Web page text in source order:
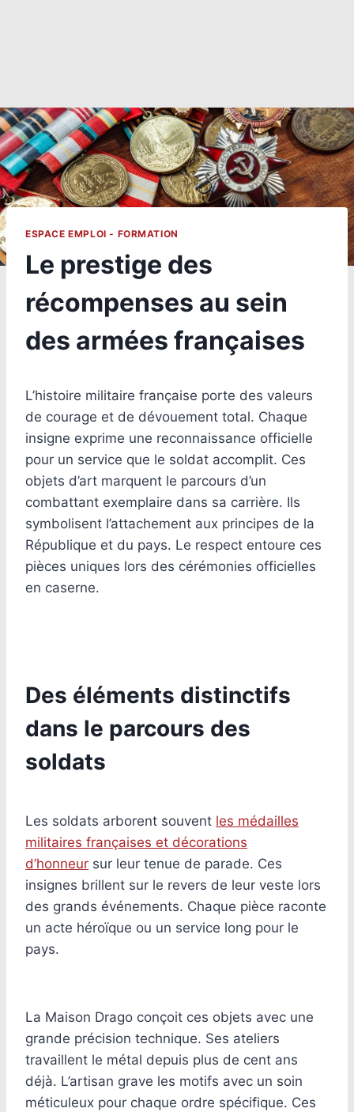
ESPACE EMPLOI - FORMATION
Le prestige des
récompenses au sein
des armées françaises
L’histoire militaire française porte des valeurs
de courage et de dévouement total. Chaque
insigne exprime une reconnaissance officielle
pour un service que le soldat accomplit. Ces
objets d’art marquent le parcours d’un
combattant exemplaire dans sa carrière. Ils
symbolisent l’attachement aux principes de la
République et du pays. Le respect entoure ces
pièces uniques lors des cérémonies officielles
en caserne.
Des éléments distinctifs
dans le parcours des
soldats
Les soldats arborent souvent les médailles
militaires françaises et décorations
d’honneur sur leur tenue de parade. Ces
insignes brillent sur le revers de leur veste lors
des grands événements. Chaque pièce raconte
un acte héroïque ou un service long pour le
pays.
La Maison Drago conçoit ces objets avec une
grande précision technique. Ses ateliers
travaillent le métal depuis plus de cent ans
déjà. L’artisan grave les motifs avec un soin
méticuleux pour chaque ordre spécifique. Ces